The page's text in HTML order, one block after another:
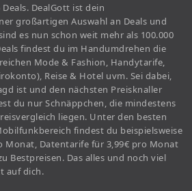
DealGott ist dein
großartigen Auswahl an Deals und
es nun schon weit mehr als 100.000
findest du im Handumdrehen die
Mode & Fashion, Handytarife,
Reise & Hotel uvm. Sei dabei,
ist und den nächsten Preisknaller
du nur Schnäppchen, die mindestens
liegen. Unter den besten
findest du beispielsweise
Monat, Datentarife für 3,99€ pro Monat
Bestpreisen. Das alles und noch viel
auf dich.